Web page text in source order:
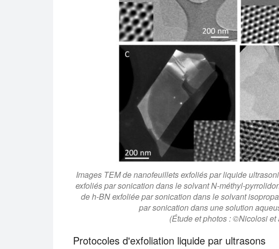
Images TEM de nanofeuillets exfoliés par liquide
exfoliés par sonication dans le solvant N-méthyl-
de h-BN exfoliée par sonication dans le solvant
par sonication dans une solution
(Étude et photos : ©Nicolosi et
Protocoles d'exfoliation liquide par ultrasons